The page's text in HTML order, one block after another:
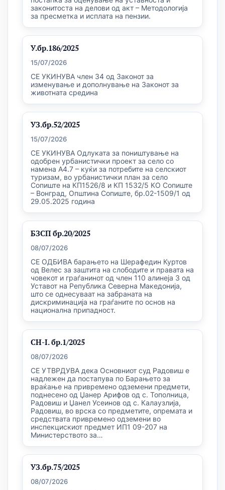
законитоста на делови од акт – Методологија
за пресметка и исплата на пензии.
У.бр.186/2025
15/07/2026
СЕ УКИНУВА член 34 од Законот за
изменување и дополнување на Законот за
животната средина
УЗ.бр.52/2025
15/07/2026
СЕ УКИНУВА Одлуката за поништување на
одобрен урбанистички проект за село со
намена А4.7 – куќи за потребите на селскиот
туризам, во урбанистички план за село
Сопиште на КП1526/8 и КП 1532/5 КО Сопиште
– Вонград, Општина Сопиште, бр.02-1509/1 од
29.05.2025 година
БЗСП бр.20/2025
08/07/2026
СЕ ОДБИВА барањето на Шерафедин Куртов
од Велес за заштита на слободите и правата на
човекот и граѓанинот од член 110 алинеја 3 од
Уставот на Република Северна Македонија,
што се однесуваат на забраната на
дискриминација на граѓаните по основ на
национална припадност.
СН-I. бр.1/2025
08/07/2026
СЕ УТВРДУВА дека Основниот суд Радовиш е
надлежен да постапува по Барањето за
враќање на привремено одземени предмети,
поднесено од Џанер Арифов од с. Тополница,
Радовиш и Џанел Усеинов од с. Калаузлија,
Радовиш, во врска со предметите, опремата и
средствата привремено одземени во
инспекцискиот предмет ИП1 09-207 на
Министерството за…
УЗ.бр.75/2025
08/07/2026